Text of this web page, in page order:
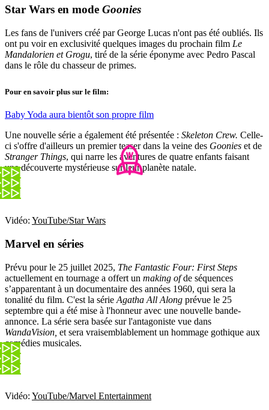
Star Wars en mode Goonies
Les fans de l'univers créé par George Lucas n'ont pas été oubliés. Ils
ont pu voir en exclusivité quelques images du prochain film Le
Mandalorien et Grogu, tiré de la série éponyme avec Pedro Pascal
dans le rôle du chasseur de primes.
Pour en savoir plus sur le film:
Baby Yoda aura bientôt son propre film
Une nouvelle série a également été présentée : Skeleton Crew. Celle-
ci s'offre d'ailleurs un premier teaser dans la veine des Goonies et de
Stranger Things, qui narre les aventures de quatre enfants faisant
une découverte mystérieuse sur leur planète natale.
Vidéo: YouTube/Star Wars
Marvel en séries
Prévu pour le 25 juillet 2025, The Fantastic Four: First Steps
actuellement en tournage a offert un making ofde séquences
s’apparentant à un documentaire des années 1960, qui sera la
tonalité du film. C'est la série Agatha All Along prévue le 25
septembre qui a été mise à l'honneur avec une nouvelle bande-
annonce. La série sera basée sur l'antagoniste vue dans
WandaVision, et sera vraisemblablement un hommage gothique aux
comédies musicales.
Vidéo: YouTube/Marvel Entertainment